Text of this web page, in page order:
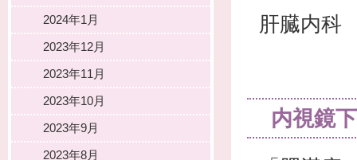
肝臓内
内視鏡
2024年1月
2023年12月
2023年11月
2023年10月
2023年9月
2023年8月